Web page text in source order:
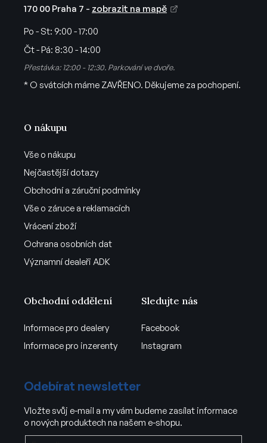
O nákupu
Vše o nákupu
Nejčastější dotazy
Obchodní a záruční podmínky
Vše o záruce a reklamacích
Vrácení zboží
Ochrana osobních dat
Významní dealeři ADK
170 00 Praha 7 - zobrazit na mapě
Po - St: 9:00 - 17:00
Čt - Pá: 8:30 - 14:00
Přestávka: 12:00 - 12:30. Parkování ve dvoře.
* O svátcích máme ZAVŘENO. Děkujeme za pochopení.
Obchodní oddělení
Informace pro dealery
Informace pro inzerenty
Sledujte nás
Facebook
Instagram
Odebírat newsletter
Vložte svůj e-mail a my vám budeme zasílat informace
o nových produktech na našem e-shopu.